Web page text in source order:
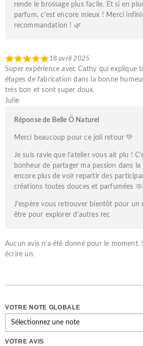
rende le brossage plus facile. Et si en
parfum, c’est encore mieux ! Merci
recommandation ! 🌿
18 avril 2025
Super expérience avec Cathy qui explique
étapes de fabrication dans la bonne
très bon et sont super doux.
Julie
Réponse de Belle Ö Naturel
Merci beaucoup pour ce joli retour 💚
Je suis ravie que l’atelier vous ait plu !
bonheur de partager ma passion dans
encore plus de voir repartir des
créations toutes douces et parfumées
J’espère vous retrouver bientôt pour un
être pour explorer d’autres rec
Aucun avis n’a été donné pour le moment.
écrire un.
VOTRE NOTE GLOBALE
VOTRE AVIS